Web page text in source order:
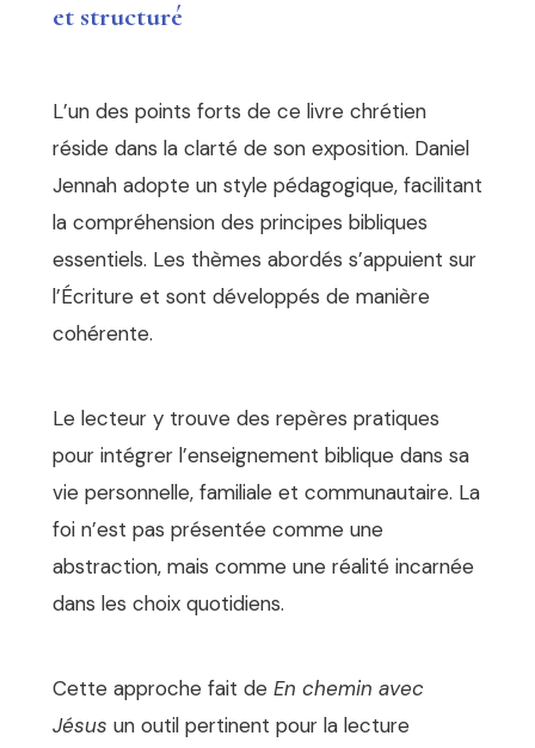
et structuré
L’un des points forts de ce livre chrétien
réside dans la clarté de son exposition. Daniel
Jennah adopte un style pédagogique, facilitant
la compréhension des principes bibliques
essentiels. Les thèmes abordés s’appuient sur
l’Écriture et sont développés de manière
cohérente.
Le lecteur y trouve des repères pratiques
pour intégrer l’enseignement biblique dans sa
vie personnelle, familiale et communautaire. La
foi n’est pas présentée comme une
abstraction, mais comme une réalité incarnée
dans les choix quotidiens.
Cette approche fait de En chemin avec
Jésus un outil pertinent pour la lecture